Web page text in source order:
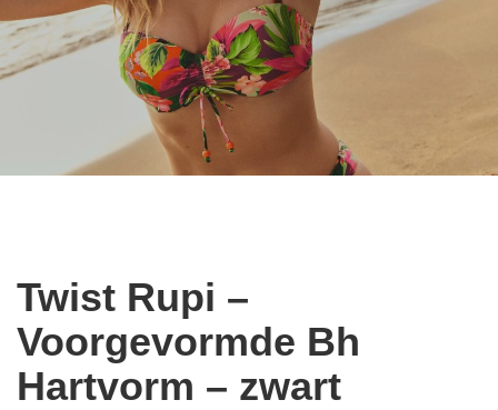
Twist Rupi –
Voorgevormde Bh
Hartvorm – zwart